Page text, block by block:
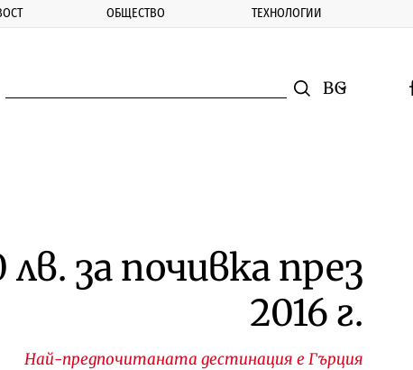
ОБЩЕСТВО ТЕХНОЛОГИИ
Смяна на
за почивка през
2016 г.
Най-предпочитаната дестинация е Гърция